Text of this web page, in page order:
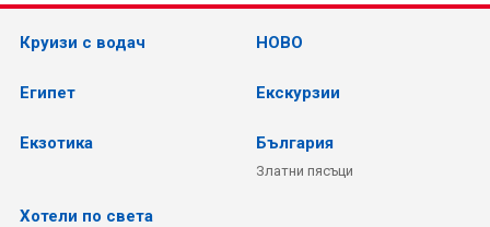
Круизи с водач НОВО
Египет Екскурзии
Екзотика България
Златни пясъци
Хотели по света